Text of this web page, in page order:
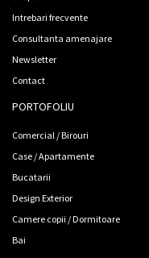
Intrebari frecvente
Consultanta amenajare
Newsletter
Contact
PORTOFOLIU
Comercial / Birouri
Case / Apartamente
Bucatarii
Design Exterior
Camere copii / Dormitoare
Bai